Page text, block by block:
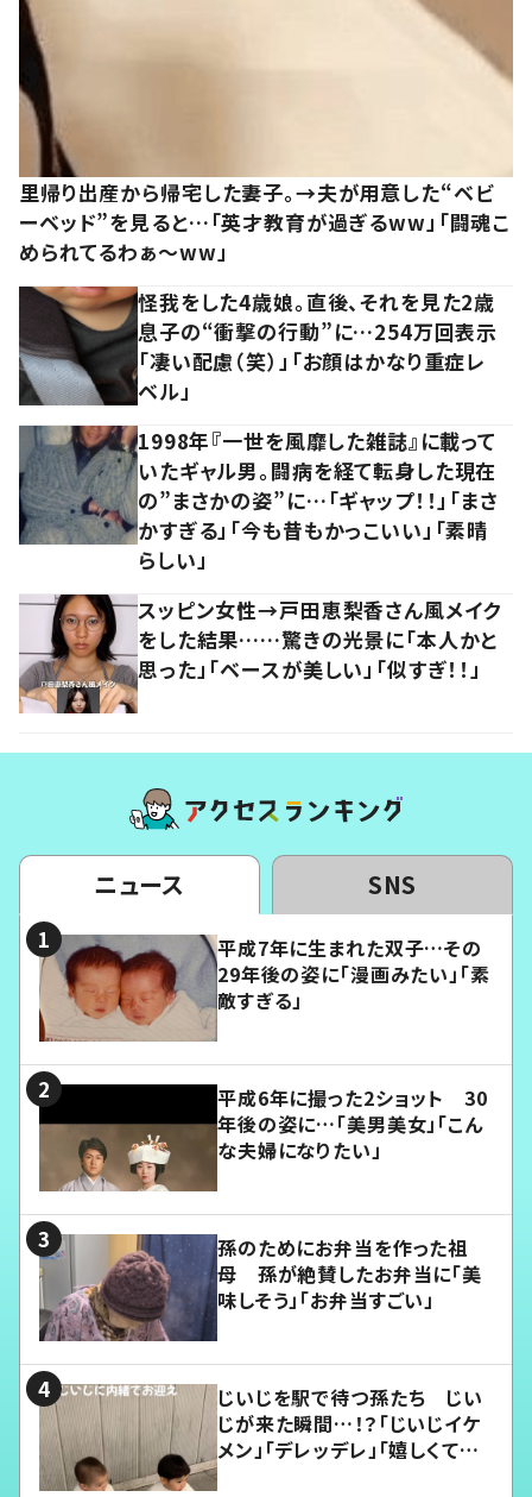
里帰り出産から帰宅した妻子。→夫が用意した“ベビ
ーベッド”を見ると…「英才教育が過ぎるww」「闘魂こ
められてるわぁ～ww」
怪我をした4歳娘。直後、それを見た2歳
息子の“衝撃の行動”に…254万回表示
「凄い配慮（笑）」「お顔はかなり重症レ
ベル」
1998年『一世を風靡した雑誌』に載って
いたギャル男。闘病を経て転身した現在
の”まさかの姿”に…「ギャップ！！」「まさ
かすぎる」「今も昔もかっこいい」「素晴
らしい」
スッピン女性→戸田恵梨香さん風メイク
をした結果……驚きの光景に「本人かと
思った」「ベースが美しい」「似すぎ！！」
ニュース SNS
平成7年に生まれた双子…その
29年後の姿に「漫画みたい」「素
敵すぎる」
平成6年に撮った2ショット 30
年後の姿に…「美男美女」「こん
な夫婦になりたい」
孫のためにお弁当を作った祖
母 孫が絶賛したお弁当に「美
味しそう」「お弁当すごい」
じいじを駅で待つ孫たち じい
じが来た瞬間…！？「じいじイケ
メン」「デレッデレ」「嬉しくて可